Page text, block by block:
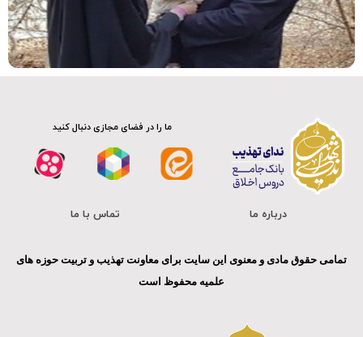
کلیپ موشن گرافی
ما را در فضای مجازی دنبال کنید
درباره ما تماس با ما
تمامی حقوق مادی و معنوی این سایت برای معاونت تهذیب و تربیت حوزه های
علمیه محفوظ است